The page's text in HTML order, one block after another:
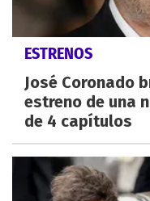
ESTRENOS
José Coronado
estreno de una
de 4 capítulos